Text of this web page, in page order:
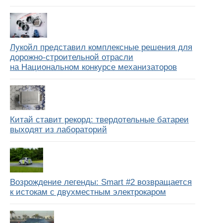
Лукойл представил комплексные решения для
дорожно-строительной отрасли
на Национальном конкурсе механизаторов
Китай ставит рекорд: твердотельные батареи
выходят из лабораторий
Возрождение легенды: Smart #2 возвращается
к истокам с двухместным электрокаром